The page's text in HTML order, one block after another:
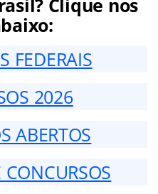
Clique nos
FEDERAIS
2026
ABERTOS